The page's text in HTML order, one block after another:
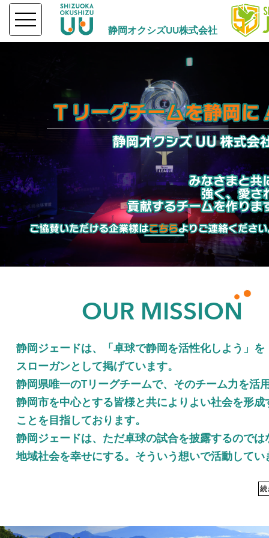
静岡オクシズUU株式会社
OUR MISSION
静岡ジェードは、「卓球で静岡を活性化しよう」を
スローガンとして掲げています。
静岡県唯一のTリーグチームで、そのチーム力を活
静岡市を中心とする皆様と共によりよい社会を形成
ことを目指しております。
静岡ジェードは、ただ卓球の試合を披露するのでは
地域社会を幸せにする。そういう想いで活動してい
続